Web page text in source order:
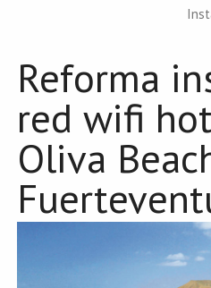
Reforma
red wifi
Oliva